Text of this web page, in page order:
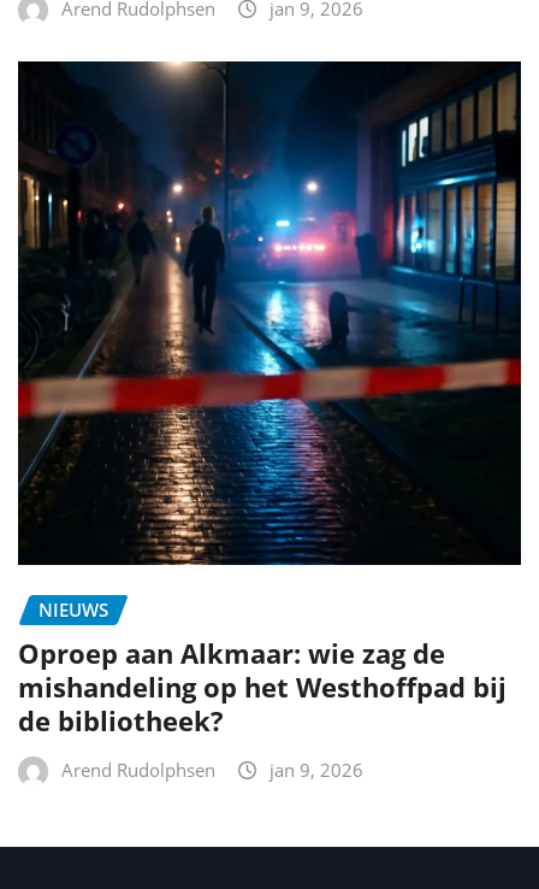
Arend Rudolphsen jan 9, 2026
NIEUWS
Oproep aan Alkmaar: wie zag de
mishandeling op het Westhoffpad bij
de bibliotheek?
Arend Rudolphsen jan 9, 2026